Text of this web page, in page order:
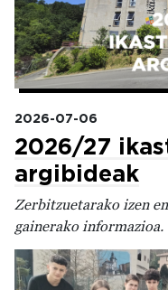
2026-07-06
2026/27
argibideak
Zerbitzuetarako izen
gainerako informazioa.
Irudia